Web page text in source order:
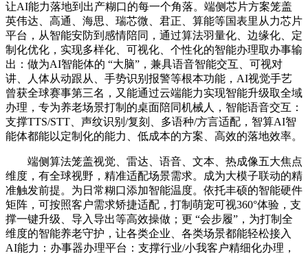
让AI能力落地到出产糊口的每一个角落。端侧芯片方案笼盖
英伟达、高通、海思、瑞芯微、君正、算能等国表里从力芯片
平台，从智能安防到感情陪同，通过算法羽量化、边缘化、定
制化优化，实现多样化、可视化、个性化的智能办理取办事输
出：做为AI智能体的 “大脑”，兼具语音智能交互、可视对
讲、人体从动跟从、手势识别报警等根本功能，AI视觉手艺
曾获全球赛事第三名，又能通过云端能力实现智能升级取全域
办理，专为养老场景打制的桌面陪同机械人，智能语音交互：
支撑TTS/STT、声纹识别/复刻、多语种/方言适配，智算AI智
能体都能以定制化的能力、低成本的方案、高效的落地效率。
端侧算法笼盖视觉、雷达、语音、文本、热成像五大焦点
维度，有全球视野，精准适配场景需求。成为大模子联动的精
准触发前提。为日常糊口添加智能温度。依托丰硕的智能硬件
矩阵，可按照客户需求矫捷适配，打制萌宠可视360°体验，支
撑一键升级、导入导出等高效操做；更 “会步履”，为打制全
维度的智能养老守护，让各类企业、各类场景都能轻松接入
AI能力：办事器办理平台：支撑行业/小我客户精细化办理，